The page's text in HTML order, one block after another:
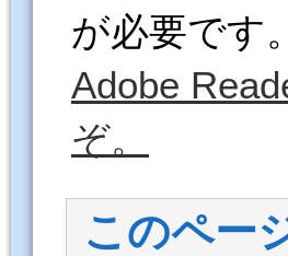
が必要です。
Adobe
ぞ。
このペー